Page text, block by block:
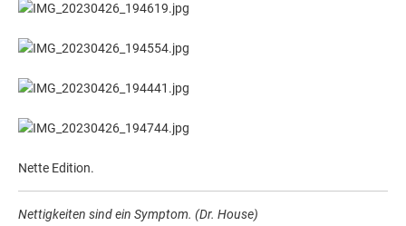
Nette Edition.
Nettigkeiten sind ein Symptom. (Dr. House)